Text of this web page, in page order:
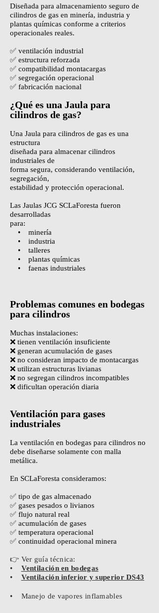
Diseñada para almacenamiento seguro de
cilindros de gas en minería, industria y
plantas químicas conforme a criterios
operacionales reales.
✅ ventilación industrial
✅ estructura reforzada
✅ compatibilidad montacargas
✅ segregación operacional
✅ fabricación nacional
¿Qué es una Jaula para
cilindros de gas?
Una Jaula para cilindros de gas es una
estructura
diseñada para almacenar cilindros
industriales de
forma segura, considerando ventilación,
segregación,
estabilidad y protección operacional.
Las Jaulas JCG SCLaForesta fueron
desarrolladas
para:
• minería
• industria
• talleres
• plantas químicas
• faenas industriales
Problemas comunes en bodegas
para cilindros
Muchas instalaciones:
❌ tienen ventilación insuficiente
❌ generan acumulación de gases
❌ no consideran impacto de montacargas
❌ utilizan estructuras livianas
❌ no segregan cilindros incompatibles
❌ dificultan operación diaria
Ventilación para gases
industriales
La ventilación en bodegas para cilindros no
debe diseñarse solamente con malla
metálica.
En SCLaForesta consideramos:
✅ tipo de gas almacenado
✅ gases pesados o livianos
✅ flujo natural real
✅ acumulación de gases
✅ temperatura operacional
✅ continuidad operacional minera
👉 Ver guía técnica:
• Ventilación en bodegas
• Ventilación inferior y superior DS43
• Manejo de vapores inflamables